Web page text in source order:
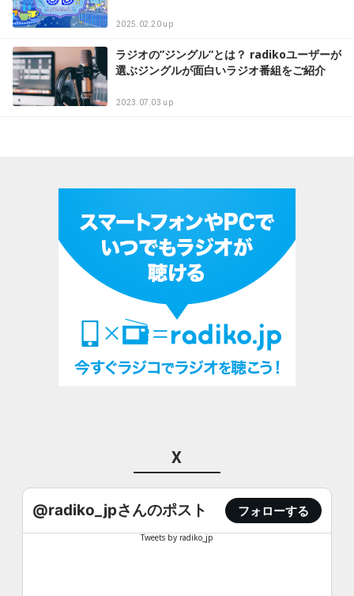
2025.02.20 up
ラジオの”ジングル”とは？ radikoユーザーが
選ぶジングルが面白いラジオ番組をご紹介
2023.07.03 up
X
@radiko_jpさんのポスト フォローする
Tweets by radiko_jp